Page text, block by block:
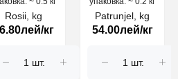
Rosii, kg
кг
Patrunjel, kg
54.00лей/кг